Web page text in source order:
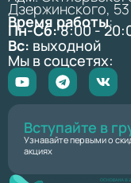
Дзержинского, 53
Время работы:
Пн-Сб:8:00 -
Вс: выходной
Мы в соцсетях:
Вступайте в
Узнавайте первыми о
акциях